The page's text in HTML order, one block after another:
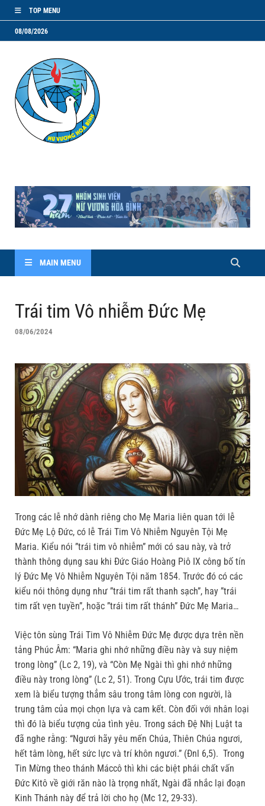
TOP MENU
08/08/2026
MAIN MENU
Trái tim Vô nhiễm Đức Mẹ
08/06/2024
Trong các lễ nhớ dành riêng cho Mẹ Maria liên quan tới lễ
Đức Mẹ Lộ Đức, có lễ Trái Tim Vô Nhiễm Nguyên Tội Mẹ
Maria. Kiểu nói ”trái tim vô nhiễm” mới có sau này, và trở
thành thông dụng sau khi Đức Giáo Hoàng Piô IX công bố tín
lý Đức Mẹ Vô Nhiễm Nguyên Tội năm 1854. Trước đó có các
kiểu nói thông dụng như ”trái tim rất thanh sạch”, hay ”trái
tim rất vẹn tuyền”, hoặc ”trái tim rất thánh” Đức Mẹ Maria…
Việc tôn sùng Trái Tim Vô Nhiễm Đức Mẹ được dựa trên nền
tảng Phúc Âm: “Maria ghi nhớ những điều này và suy niệm
trong lòng” (Lc 2, 19), và “Còn Mẹ Ngài thì ghi nhớ những
điều này trong lòng” (Lc 2, 51). Trong Cựu Ước, trái tim được
xem là biểu tượng thẳm sâu trong tâm lòng con người, là
trung tâm của mọi chọn lựa và cam kết. Còn đối với nhân loại
thì đó là biểu tượng của tình yêu. Trong sách Đệ Nhị Luật ta
đã nghe rằng: “Ngươi hãy yêu mến Chúa, Thiên Chúa ngươi,
hết tâm lòng, hết sức lực và trí khôn ngươi.” (Đnl 6,5). Trong
Tin Mừng theo thánh Máccô thì khi các biệt phái chất vấn
Đức Kitô về giới răn nào là trọng nhất, Ngài đã nhắc lại đoạn
Kinh Thánh này để trả lời cho họ (Mc 12, 29-33).